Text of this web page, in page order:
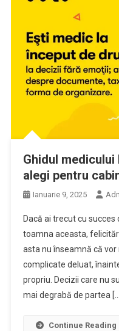
Ghidul
alegi pentru
Ianuarie 9, 2025
Dacă ai trecut cu
toamna aceasta,
asta nu înseamnă că
complicate deluat,
propriu. Decizii care nu
mai degrabă de partea […]
Continue Reading